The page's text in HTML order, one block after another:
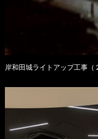
岸和田城ライトアップ工事（